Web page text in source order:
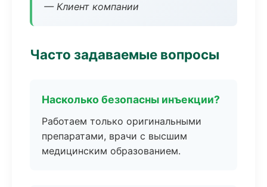
— Клиент компании
Часто задаваемые вопросы
Насколько безопасны инъекции?
Работаем только оригинальными
препаратами, врачи с высшим
медицинским образованием.